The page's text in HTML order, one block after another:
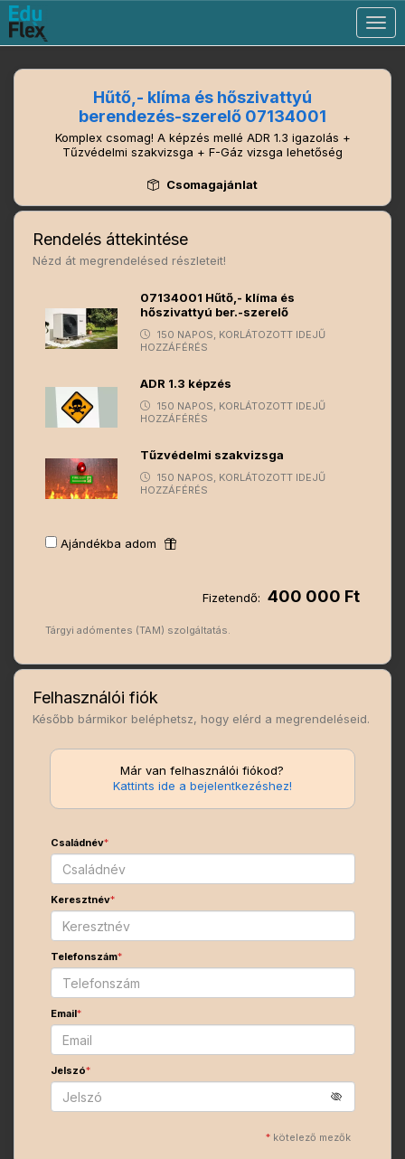
Hűtő,- klíma és hőszivattyú
berendezés-szerelő 07134001
Komplex csomag! A képzés mellé ADR 1.3 igazolás +
Tűzvédelmi szakvizsga + F-Gáz vizsga lehetőség
Csomagajánlat
Rendelés áttekintése
Nézd át megrendelésed részleteit!
07134001 Hűtő,- klíma és
hőszivattyú ber.-szerelő
150 NAPOS, KORLÁTOZOTT IDEJŰ
HOZZÁFÉRÉS
ADR 1.3 képzés
150 NAPOS, KORLÁTOZOTT IDEJŰ
HOZZÁFÉRÉS
Tűzvédelmi szakvizsga
150 NAPOS, KORLÁTOZOTT IDEJŰ
HOZZÁFÉRÉS
Ajándékba adom
Fizetendő: 400 000 Ft
Tárgyi adómentes (TAM) szolgáltatás.
Felhasználói fiók
Később bármikor beléphetsz, hogy elérd a megrendeléseid.
Már van felhasználói fiókod?
Kattints ide a bejelentkezéshez!
Családnév*
Keresztnév*
Telefonszám*
Email*
Jelszó*
* kötelező mezők